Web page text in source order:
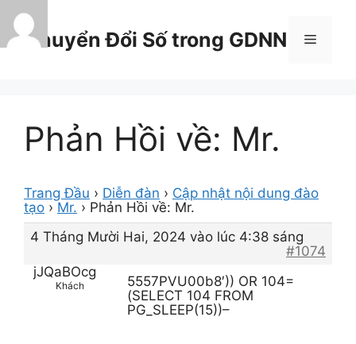
Chuyển
đến
nội
Chuyển Đổi Số trong GDNN Menu
Phản Hồi về: Mr.
Trang Đầu › Diễn đàn › Cập nhật nội dung đào
tạo › Mr. › Phản Hồi về: Mr.
4 Tháng Mười Hai, 2024 vào lúc 4:38 sáng
#1074
jJQaBOcg
Khách
5557PVU00b8′)) OR 104=
(SELECT 104 FROM
PG_SLEEP(15))–